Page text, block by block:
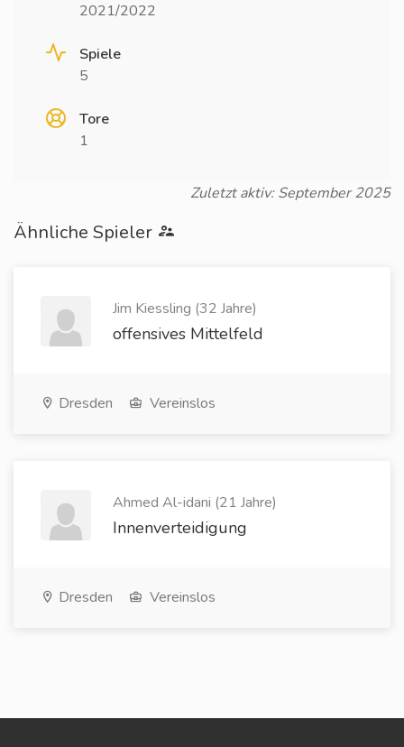
2021/2022
Spiele
5
Tore
1
Zuletzt aktiv: September 2025
Ähnliche Spieler
Jim Kiessling (32 Jahre)
offensives Mittelfeld
Dresden Vereinslos
Ahmed Al-idani (21 Jahre)
Innenverteidigung
Dresden Vereinslos